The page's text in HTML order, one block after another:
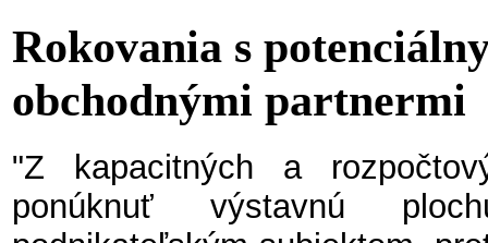
Rokovania s
obchodnými partnermi
"Z kapacitných a
ponúknuť výstavnú